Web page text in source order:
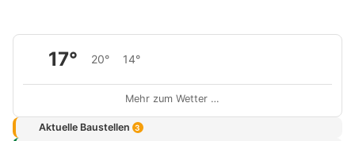
17° 20° 14°
Mehr zum Wetter …
Aktuelle Baustellen 3